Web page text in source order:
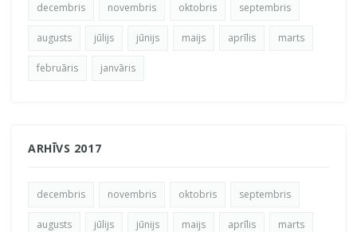
decembris novembris oktobris septembris
augusts jūlijs jūnijs maijs aprīlis marts
februāris janvāris
ARHĪVS 2017
decembris novembris oktobris septembris
augusts jūlijs jūnijs maijs aprīlis marts